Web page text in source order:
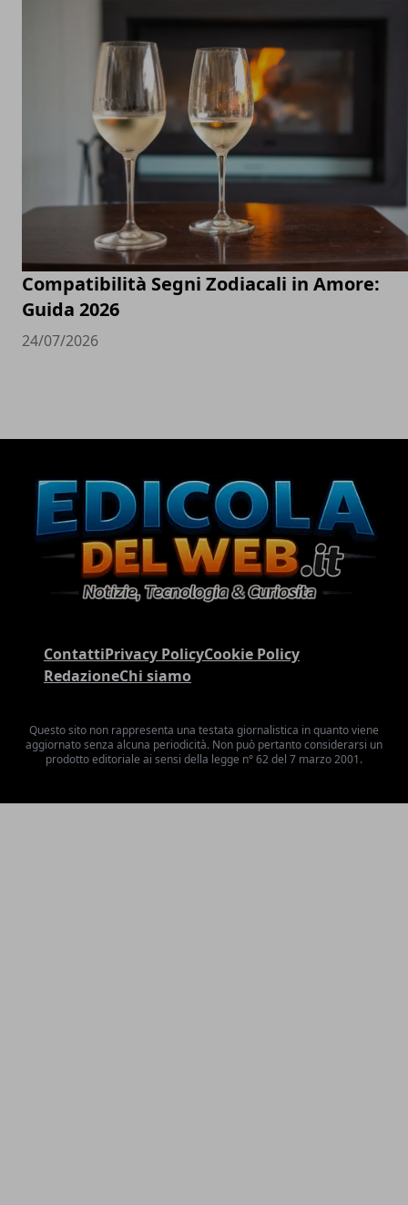
Compatibilità Segni Zodiacali in Amore:
Guida 2026
24/07/2026
ContattiPrivacy PolicyCookie Policy
RedazioneChi siamo
Questo sito non rappresenta una testata giornalistica in quanto viene
aggiornato senza alcuna periodicità. Non può pertanto considerarsi un
prodotto editoriale ai sensi della legge n° 62 del 7 marzo 2001.